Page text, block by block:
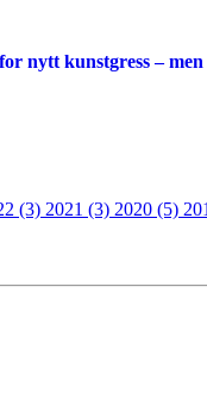
nytt kunstgress –
(3) 2021 (3) 2020 (5)